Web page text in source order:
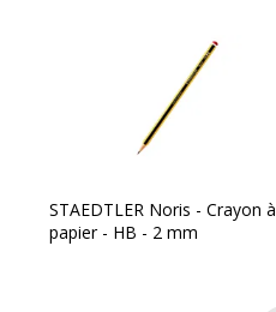
STAEDTLER Noris - Crayon à
papier - HB - 2 mm